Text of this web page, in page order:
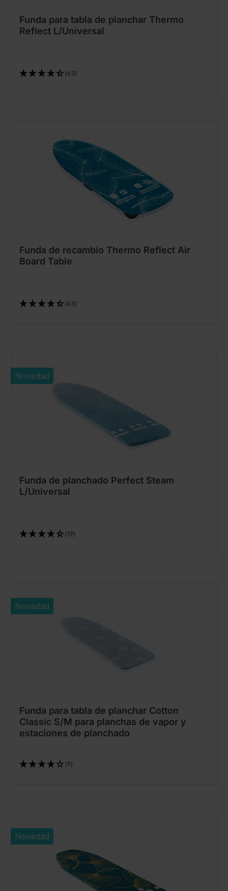
Funda para tabla de planchar Thermo
Reflect L/Universal
(63)
Funda de recambio Thermo Reflect Air
Board Table
(63)
Novedad
Funda de planchado Perfect Steam
L/Universal
(19)
Novedad
Funda para tabla de planchar Cotton
Classic S/M para planchas de vapor y
estaciones de planchado
(9)
Novedad